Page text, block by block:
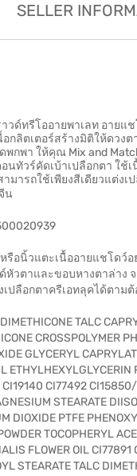
SELLER
วด์ทรีโออายพาเลท อายแ
อกลิตเตอร์สร้างมิติให้ดว
กพา ให้คุณ Mix and
นทัวร์คัดเบ้าเปลือกตา ใ
มารถใช้เพียงสีเดียวแต่ง
น
รือนิ้วแตะเนื้ออายแชโดว์อ
หัวตาและขอบหางตาล่าง
เปลือกตาครีเอทลุคได้ตามต้
TALC
CROSSPOLYMER
GLYCERYL
ETHYLHEXYLGLYCERIN
CI19140 CI77492
STEARATE
DIOXIDE PTFE
TOCOPHERYL
FLOWER OIL
STEARATE TALC